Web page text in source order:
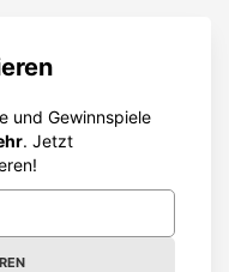
und Gewinnspiele
. Jetzt